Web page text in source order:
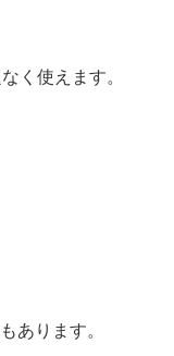
く使えます。
あります。